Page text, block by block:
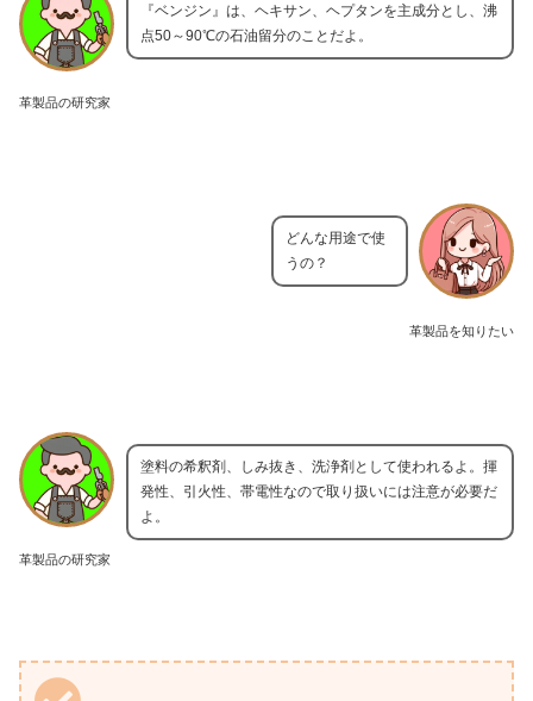
革製品の研究家
『ベンジン』は、ヘキサン、ヘプタンを主成分とし、沸
点50～90℃の石油留分のことだよ。
革製品を知りたい
どんな用途で使
うの？
革製品の研究家
塗料の希釈剤、しみ抜き、洗浄剤として使われるよ。揮
発性、引火性、帯電性なので取り扱いには注意が必要だ
よ。